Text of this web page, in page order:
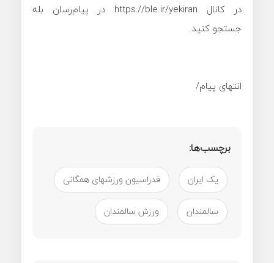
در کانال https://ble.ir/yekiran در پیام‌رسان بله
جستجو کنید.
انتهای پیام/
برچسب‌ها:
یک ایران فدراسیون ورزشهای همگانی
سالمندان ورزش سالمندان